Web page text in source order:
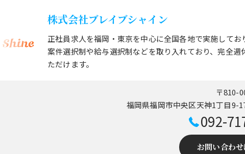
株式会社ブレイブシャイン
正社員求人を福岡・東京を中心に全国各地で実施して
案件選択制や給与選択制などを取り入れており、完全
ただけます。
〒810-
福岡県福岡市中央区天神1丁目9-
092-
お問い合わ